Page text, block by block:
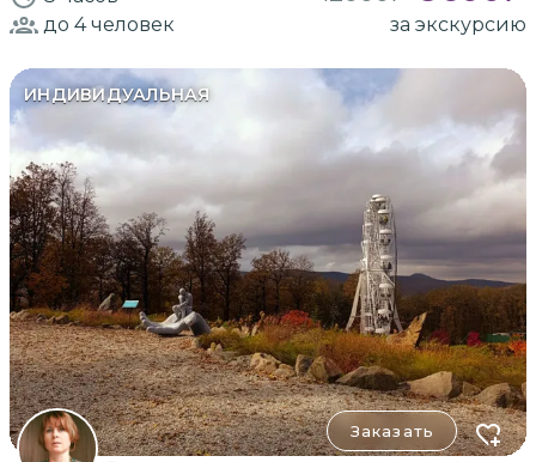
до 4человек за экскурсию
ИНДИВИДУАЛЬНАЯ
Заказать